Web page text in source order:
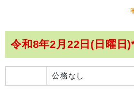
令和8年2月22日(日曜日
公務なし